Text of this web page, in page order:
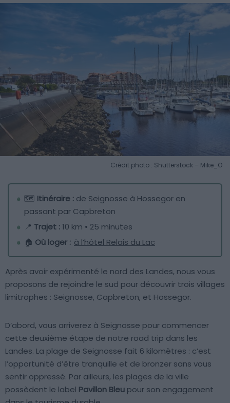
Crédit photo : Shutterstock – Mike_O
🗺️ Itinéraire : de Seignosse à Hossegor en
passant par Capbreton
📍 Trajet :10 km • 25 minutes
🏠 Où loger : à l’hôtel Relais du Lac
Après avoir expérimenté le nord des Landes, nous vous
proposons de rejoindre le sud pour découvrir trois villages
limitrophes : Seignosse, Capbreton, et Hossegor.
D’abord, vous arriverez à Seignosse pour commencer
cette deuxième étape de notre road trip dans les
Landes. La plage de Seignosse fait 6 kilomètres : c’est
l’opportunité d’être tranquille et de bronzer sans vous
sentir oppressé. Par ailleurs, les plages de la ville
possèdent le label Pavillon Bleu pour son engagement